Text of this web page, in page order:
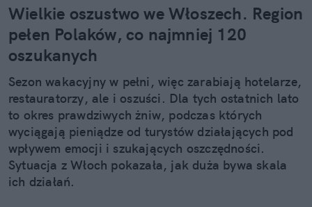
Wielkie oszustwo we Włoszech. Region
pełen Polaków, co najmniej 120
oszukanych
Sezon wakacyjny w pełni, więc zarabiają hotelarze,
restauratorzy, ale i oszuści. Dla tych ostatnich lato
to okres prawdziwych żniw, podczas których
wyciągają pieniądze od turystów działających pod
wpływem emocji i szukających oszczędności.
Sytuacja z Włoch pokazała, jak duża bywa skala
ich działań.